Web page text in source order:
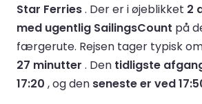
Star Ferries. Der er i øjeblikket 2
med ugentlig SailingsCount på
færgerute. Rejsen tager typisk
27 minutter . Den tidligste
17:20 , og den seneste er ved